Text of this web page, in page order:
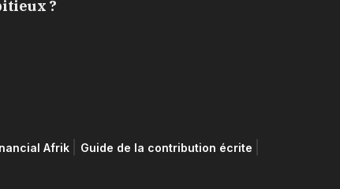
?
Afrik
Guide de la contribution écrite